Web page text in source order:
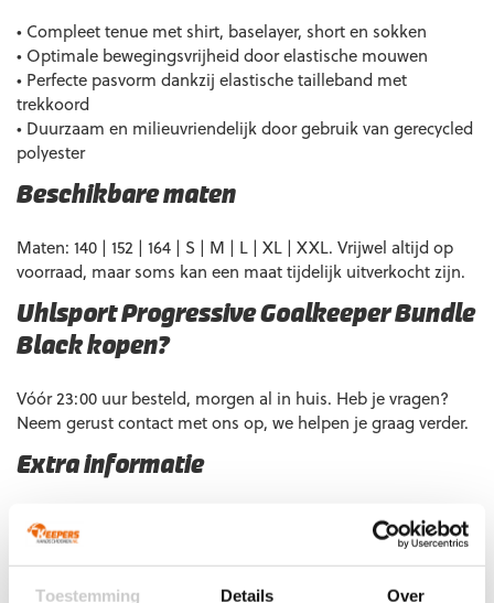
Toestemming Details Over
Extra informatie
Maat
140, 152, 164, S, M, L, XL, XXL
Doelgroep
Junior,Senior
• Compleet tenue met shirt, baselayer, short en sokken
• Optimale bewegingsvrijheid door elastische mouwen
• Perfecte pasvorm dankzij elastische tailleband met
trekkoord
• Duurzaam en milieuvriendelijk door gebruik van gerecycled
polyester
Beschikbare maten
Maten: 140 | 152 | 164 | S | M | L | XL | XXL. Vrijwel altijd op
voorraad, maar soms kan een maat tijdelijk uitverkocht zijn.
Uhlsport Progressive Goalkeeper Bundle
Black kopen?
Vóór 23:00 uur besteld, morgen al in huis. Heb je vragen?
Neem gerust contact met ons op, we helpen je graag verder.